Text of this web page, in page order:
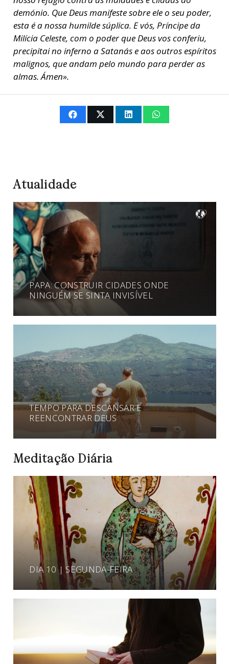
demónio. Que Deus manifeste sobre ele o seu poder,
esta é a nossa humilde súplica. E vós, Príncipe da
Milícia Celeste, com o poder que Deus vos conferiu,
precipitai no inferno a Satanás e aos outros espíritos
malignos, que andam pelo mundo para perder as
almas. Ámen».
Atualidade
PAPA: CONSTRUIR CIDADES ONDE
NINGUÉM SE SINTA INVISÍVEL
TEMPO PARA DESCANSAR E
REENCONTRAR DEUS
Meditação Diária
DIA 10 | SEGUNDA-FEIRA